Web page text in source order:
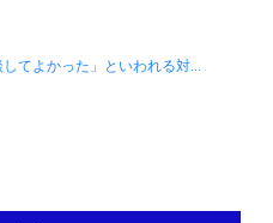
してよかった」といわれる対...